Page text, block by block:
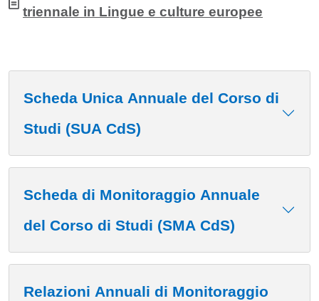
triennale in Lingue e culture europee
Scheda Unica Annuale del Corso di
Studi (SUA CdS)
Scheda di Monitoraggio Annuale
del Corso di Studi (SMA CdS)
Relazioni Annuali di Monitoraggio